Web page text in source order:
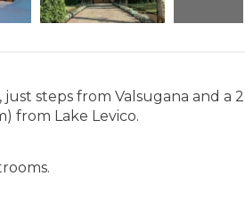
steps from Valsugana and a
from Lake Levico.